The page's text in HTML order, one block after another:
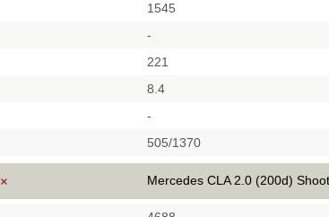
1545
-
221
8.4
-
505/1370
× Mercedes CLA 2.0 (200d)